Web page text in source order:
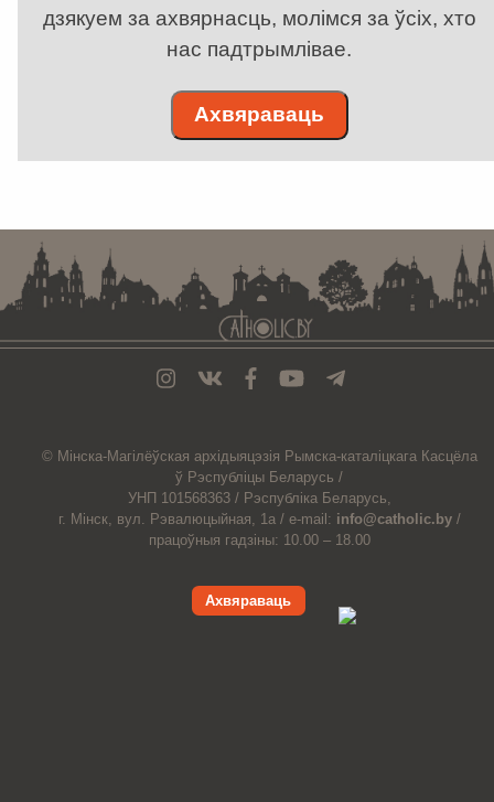
дзякуем за ахвярнасць, молімся за ўсіх, хто
нас падтрымлівае.
Ахвяраваць
© Мiнска-Магiлёўская архiдыяцэзiя Рымска-каталіцкага Касцёла
ў Рэспубліцы Беларусь /
УНП 101568363 / Рэспубліка Беларусь,
г. Мінск, вул. Рэвалюцыйная, 1а / e-mail: info@catholic.by /
працоўныя гадзіны: 10.00 – 18.00
Ахвяраваць